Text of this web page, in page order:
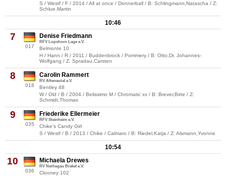
S / Westf / F / 2014 / All at once / Donnerball / B: Schlingmann,Natascha / Z:
Schlue,Martin
10:46
7
017
Denise Friedmann
RFV Lopshorn Lage e.V.
Belmonte 10
H / Hann / R / 2011 / Buddenbrock / Pommery / B: Otto,Dr. Johannes-
Wolfgang / Z: Spradau,Carsten
8
018
Carolin Rammert
RV Altenautal e.V.
Bentley 48
W / Old / B / 2004 / Belissimo M / Chromatic xx / B: Brever,Birte / Z:
Schmidt,Thomas
9
035
Friederike Ellermeier
RFV Steinheim e.V.
Chike's Candy Girl
S / Westf / B / 2013 / Chike / Calmaro / B: Riedel,Katja / Z: Alsmann,Yvonne
10:54
10
036
Michaela Drewes
RV Nethegau Brakel e.V.
Clooney 102